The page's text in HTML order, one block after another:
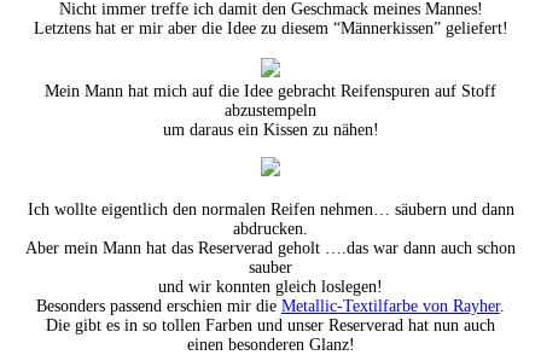
Nicht immer treffe ich damit den Geschmack meines Mannes!
Letztens hat er mir aber die Idee zu diesem “Männerkissen” geliefert!
Mein Mann hat mich auf die Idee gebracht Reifenspuren auf Stoff
abzustempeln
um daraus ein Kissen zu nähen!
Ich wollte eigentlich den normalen Reifen nehmen… säubern und dann
abdrucken.
Aber mein Mann hat das Reserverad geholt ….das war dann auch schon
sauber
und wir konnten gleich loslegen!
Besonders passend erschien mir die Metallic-Textilfarbe von Rayher.
Die gibt es in so tollen Farben und unser Reserverad hat nun auch
einen besonderen Glanz!